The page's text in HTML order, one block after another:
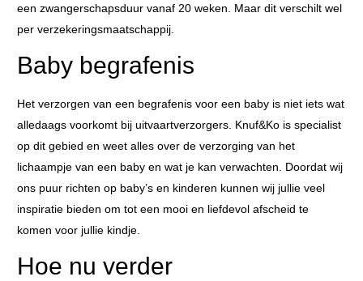
een zwangerschapsduur vanaf 20 weken. Maar dit verschilt wel
per verzekeringsmaatschappij.
Baby begrafenis
Het verzorgen van een begrafenis voor een baby is niet iets wat
alledaags voorkomt bij uitvaartverzorgers. Knuf&Ko is specialist
op dit gebied en weet alles over de verzorging van het
lichaampje van een baby en wat je kan verwachten. Doordat wij
ons puur richten op baby’s en kinderen kunnen wij jullie veel
inspiratie bieden om tot een mooi en liefdevol afscheid te
komen voor jullie kindje.
Hoe nu verder